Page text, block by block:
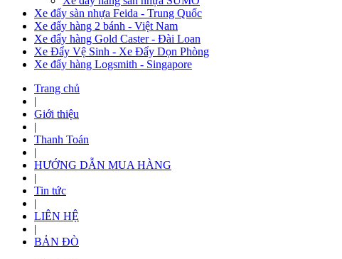
Xe đẩy sàn nhựa Feida - Trung Quốc
Xe đẩy hàng 2 bánh - Việt Nam
Xe đẩy hàng Gold Caster - Đài Loan
Xe Đẩy Vệ Sinh - Xe Đẩy Dọn Phòng
Xe đẩy hàng Logsmith - Singapore
Trang chủ
|
Giới thiệu
|
Thanh Toán
|
HƯỚNG DẪN MUA HÀNG
|
Tin tức
|
LIÊN HỆ
|
BẢN ĐÒ